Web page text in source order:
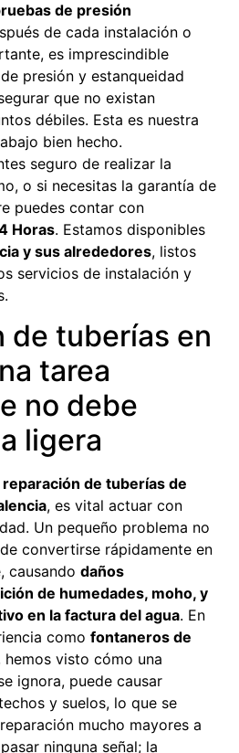
de presión
de cada instalación o
es imprescindible
presión y estanqueidad
que no existan
débiles. Esta es nuestra
bien hecho.
seguro de realizar la
o si necesitas la garantía de
puedes contar con
Horas. Estamos disponibles
y sus alrededores, listos
servicios de instalación y
de tuberías en
tarea
no debe
ligera
reparación de tuberías de
, es vital actuar con
Un pequeño problema no
convertirse rápidamente en
causando daños
de humedades, moho, y
en la factura del agua. En
como fontaneros de
hemos visto cómo una
ignora, puede causar
y suelos, lo que se
mucho mayores a
ninguna señal; la